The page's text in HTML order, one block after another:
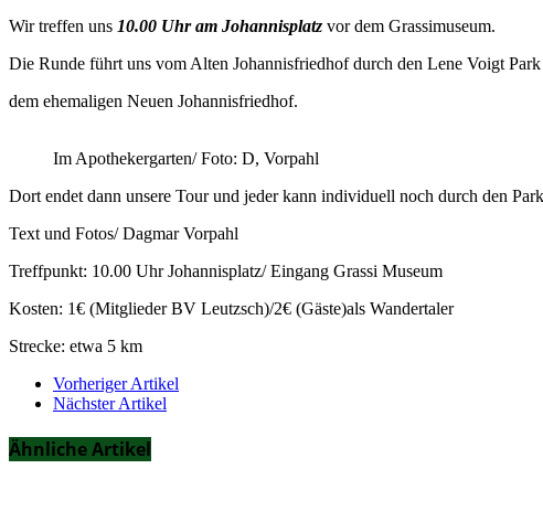
Wir treffen uns 10.00 Uhr am Johannisplatz vor dem Grassimuseum.
Die Runde führt uns vom Alten Johannisfriedhof durch den Lene Voigt
dem ehemaligen Neuen Johannisfriedhof.
Im Apothekergarten/ Foto: D, Vorpahl
Dort endet dann unsere Tour und jeder kann individuell noch durch den
Text und Fotos/ Dagmar Vorpahl
Treffpunkt: 10.00 Uhr Johannisplatz/ Eingang Grassi Museum
Kosten: 1€ (Mitglieder BV Leutzsch)/2€ (Gäste)als Wandertaler
Strecke: etwa 5 km
Vorheriger Artikel
Nächster Artikel
Ähnliche Artikel